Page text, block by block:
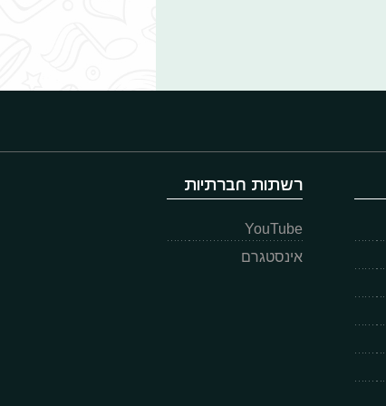
רשתות חברתיות
YouTube
אינסטגרם